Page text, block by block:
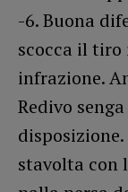
-6. Buona
scocca il tiro
infrazione.
Redivo
stavolta con